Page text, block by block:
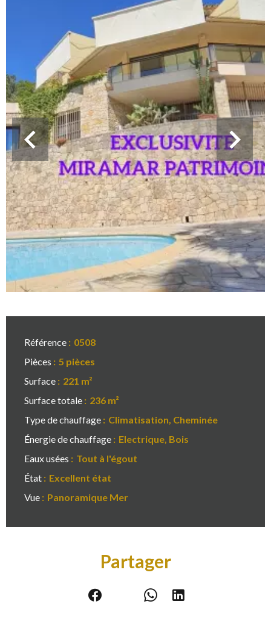
Référence
0508
Pièces
5 pièces
Surface
221 m²
Surface totale
236 m²
Type de chauffage
Climatisation, Cheminée
Énergie de chauffage
Electrique, Bois
Eaux usées
Tout à l'égout
État
Excellent état
Vue
Panoramique Mer
Partager